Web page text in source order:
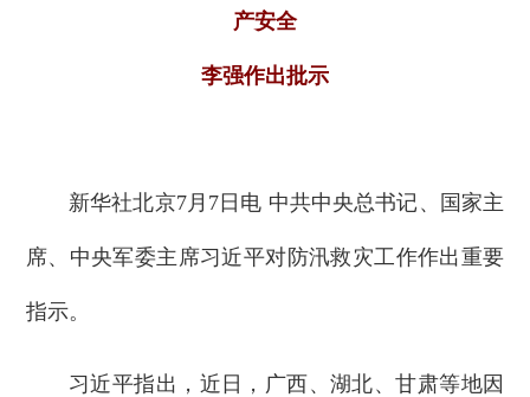
产安全
李强作出批示
新华社北京7月7日电 中共中央总书记、国家主
席、中央军委主席习近平对防汛救灾工作作出重要
指示。
习近平指出，近日，广西、湖北、甘肃等地因